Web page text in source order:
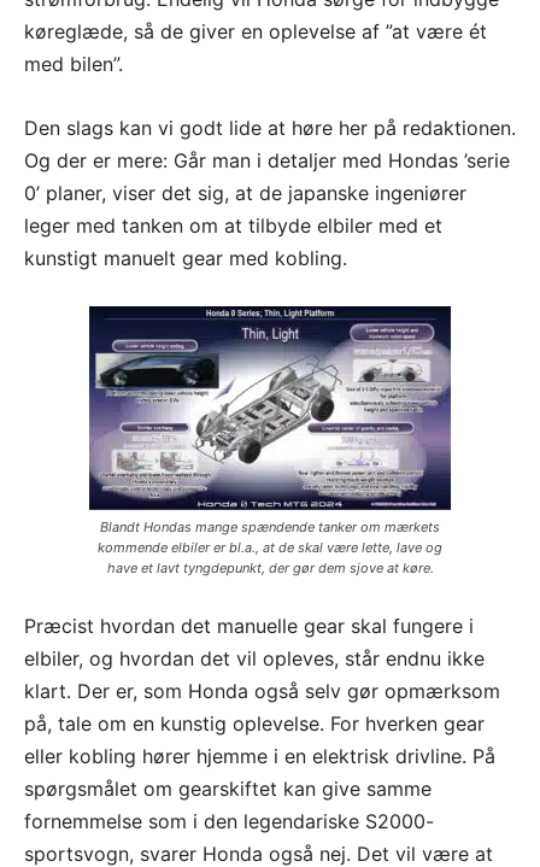
køreglæde, så de giver en oplevelse af ”at være ét
med bilen”.
Den slags kan vi godt lide at høre her på redaktionen.
Og der er mere: Går man i detaljer med Hondas ’serie
0’ planer, viser det sig, at de japanske ingeniører
leger med tanken om at tilbyde elbiler med et
kunstigt manuelt gear med kobling.
Blandt Hondas mange spændende tanker om mærkets
kommende elbiler er bl.a., at de skal være lette, lave og
have et lavt tyngdepunkt, der gør dem sjove at køre.
Præcist hvordan det manuelle gear skal fungere i
elbiler, og hvordan det vil opleves, står endnu ikke
klart. Der er, som Honda også selv gør opmærksom
på, tale om en kunstig oplevelse. For hverken gear
eller kobling hører hjemme i en elektrisk drivline. På
spørgsmålet om gearskiftet kan give samme
fornemmelse som i den legendariske S2000-
sportsvogn, svarer Honda også nej. Det vil være at